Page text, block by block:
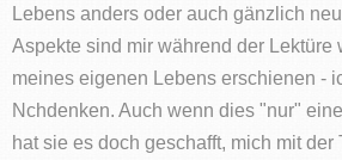
Lebens anders oder auch gänzlich
Aspekte sind mir während der Lektüre
meines eigenen Lebens erschienen -
Nchdenken. Auch wenn dies "nur"
hat sie es doch geschafft, mich mit